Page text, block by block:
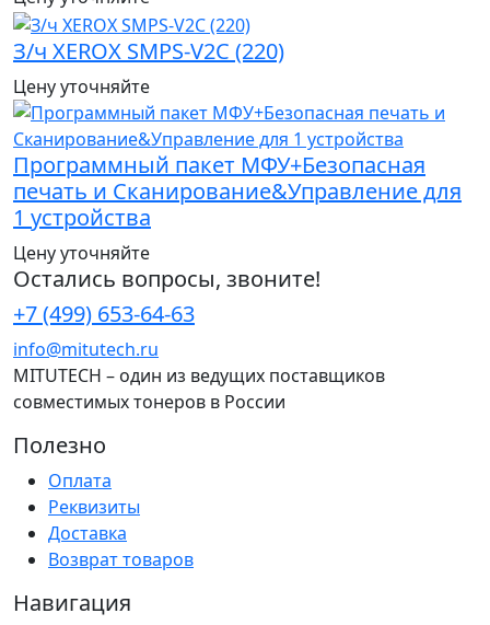
З/ч XEROX SMPS-V2C (220)
Цену уточняйте
Программный пакет МФУ+Безопасная
печать и Сканирование&Управление для
1 устройства
Цену уточняйте
Остались вопросы, звоните!
+7 (499) 653-64-63
info@mitutech.ru
MITUTECH – один из ведущих поставщиков
совместимых тонеров в России
Полезно
Оплата
Реквизиты
Доставка
Возврат товаров
Навигация